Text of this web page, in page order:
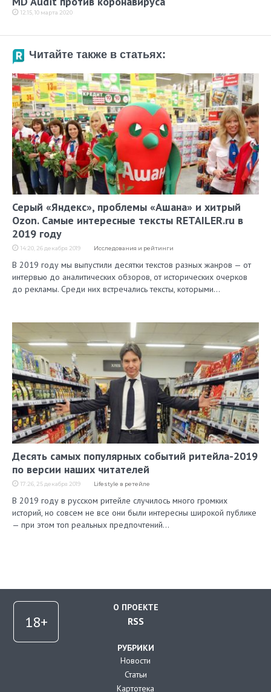
12:15, 10 марта 2020
Читайте также в статьях:
Серый «Яндекс», проблемы «Ашана» и хитрый
Ozon. Самые интересные тексты RETAILER.ru в
2019 году
14:20, 26 декабря 2019 Исследования и рейтинги
В 2019 году мы выпустили десятки текстов разных жанров — от
интервью до аналитических обзоров, от исторических очерков
до рекламы. Среди них встречались тексты, которыми…
Десять самых популярных событий ритейла-2019
по версии наших читателей
17:26, 25 декабря 2019 Lifestyle в ретейле
В 2019 году в русском ритейле случилось много громких
историй, но совсем не все они были интересны широкой публике
— при этом топ реальных предпочтений…
О ПРОЕКТЕ
RSS
РУБРИКИ
Новости
Статьи
Картотека